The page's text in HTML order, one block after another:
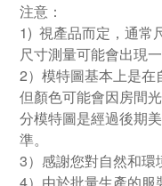
注意：
1) 視產品而定，通常
尺寸測量可能會出現
2）模特圖基本上是在
但顏色可能會因房間
分模特圖是經過後期
準。
3）感謝您對自然和環